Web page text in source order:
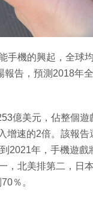
手機的興起，全球
告，預測2018年
億美元，佔整個
增速的2倍。該報
2021年，手機遊
，北美排第二，日
％。